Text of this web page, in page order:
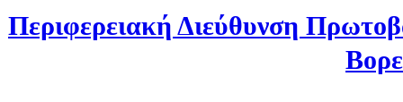
Περιφερειακή Διεύθυνση